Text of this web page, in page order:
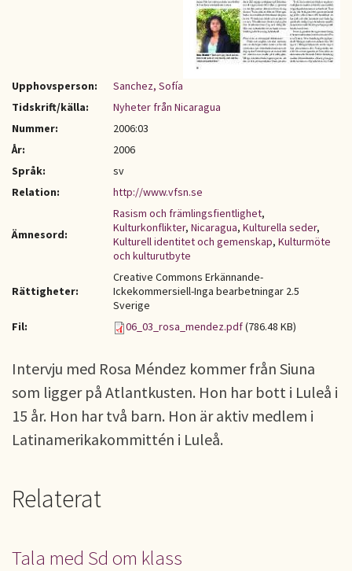
Upphovsperson:
Sanchez, Sofía
Tidskrift/källa:
Nyheter från Nicaragua
Nummer:
2006:03
År:
2006
Språk:
sv
Relation:
http://www.vfsn.se
Ämnesord:
Rasism och främlingsfientlighet,
Kulturkonflikter, Nicaragua, Kulturella seder,
Kulturell identitet och gemenskap, Kulturmöte
och kulturutbyte
Rättigheter:
Creative Commons Erkännande-
Ickekommersiell-Inga bearbetningar 2.5
Sverige
Fil:
06_03_rosa_mendez.pdf(786.48 KB)
Intervju med Rosa Méndez kommer från Siuna
som ligger på Atlantkusten. Hon har bott i Luleå i
15 år. Hon har två barn. Hon är aktiv medlem i
Latinamerikakommittén i Luleå.
Relaterat
Tala med Sd om klass